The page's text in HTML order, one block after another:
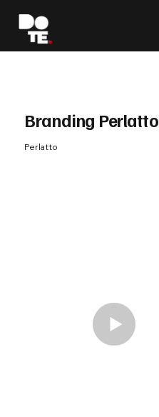
Branding Perlatto
Perlatto